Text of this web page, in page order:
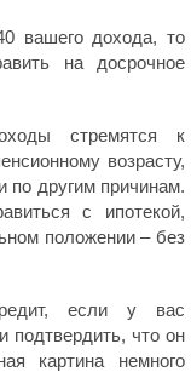
вашего дохода, то
на досрочное
стремятся к
возрасту,
другим причинам.
с ипотекой,
положении – без
если у вас
подтвердить, что он
картина немного